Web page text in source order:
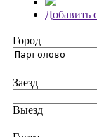
Добавить
Город
Заезд
Выезд